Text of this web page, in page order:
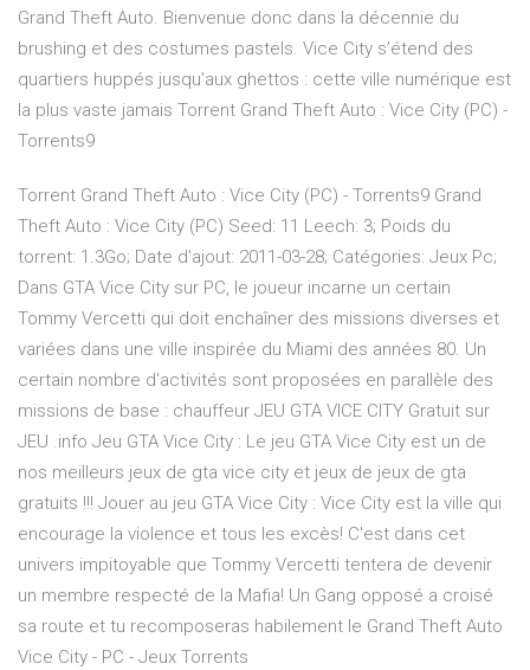
Grand Theft Auto. Bienvenue donc dans la décennie du
brushing et des costumes pastels. Vice City s’étend des
quartiers huppés jusqu’aux ghettos : cette ville numérique est
la plus vaste jamais Torrent Grand Theft Auto : Vice City (PC) -
Torrents9
Torrent Grand Theft Auto : Vice City (PC) - Torrents9 Grand
Theft Auto : Vice City (PC) Seed: 11 Leech: 3; Poids du
torrent: 1.3Go; Date d'ajout: 2011-03-28; Catégories: Jeux Pc;
Dans GTA Vice City sur PC, le joueur incarne un certain
Tommy Vercetti qui doit enchaîner des missions diverses et
variées dans une ville inspirée du Miami des années 80. Un
certain nombre d'activités sont proposées en parallèle des
missions de base : chauffeur JEU GTA VICE CITY Gratuit sur
JEU .info Jeu GTA Vice City : Le jeu GTA Vice City est un de
nos meilleurs jeux de gta vice city et jeux de jeux de gta
gratuits !!! Jouer au jeu GTA Vice City : Vice City est la ville qui
encourage la violence et tous les excès! C'est dans cet
univers impitoyable que Tommy Vercetti tentera de devenir
un membre respecté de la Mafia! Un Gang opposé a croisé
sa route et tu recomposeras habilement le Grand Theft Auto
Vice City - PC - Jeux Torrents